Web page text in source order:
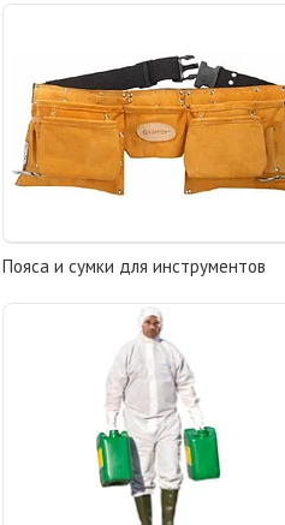
Пояса и сумки для инструментов